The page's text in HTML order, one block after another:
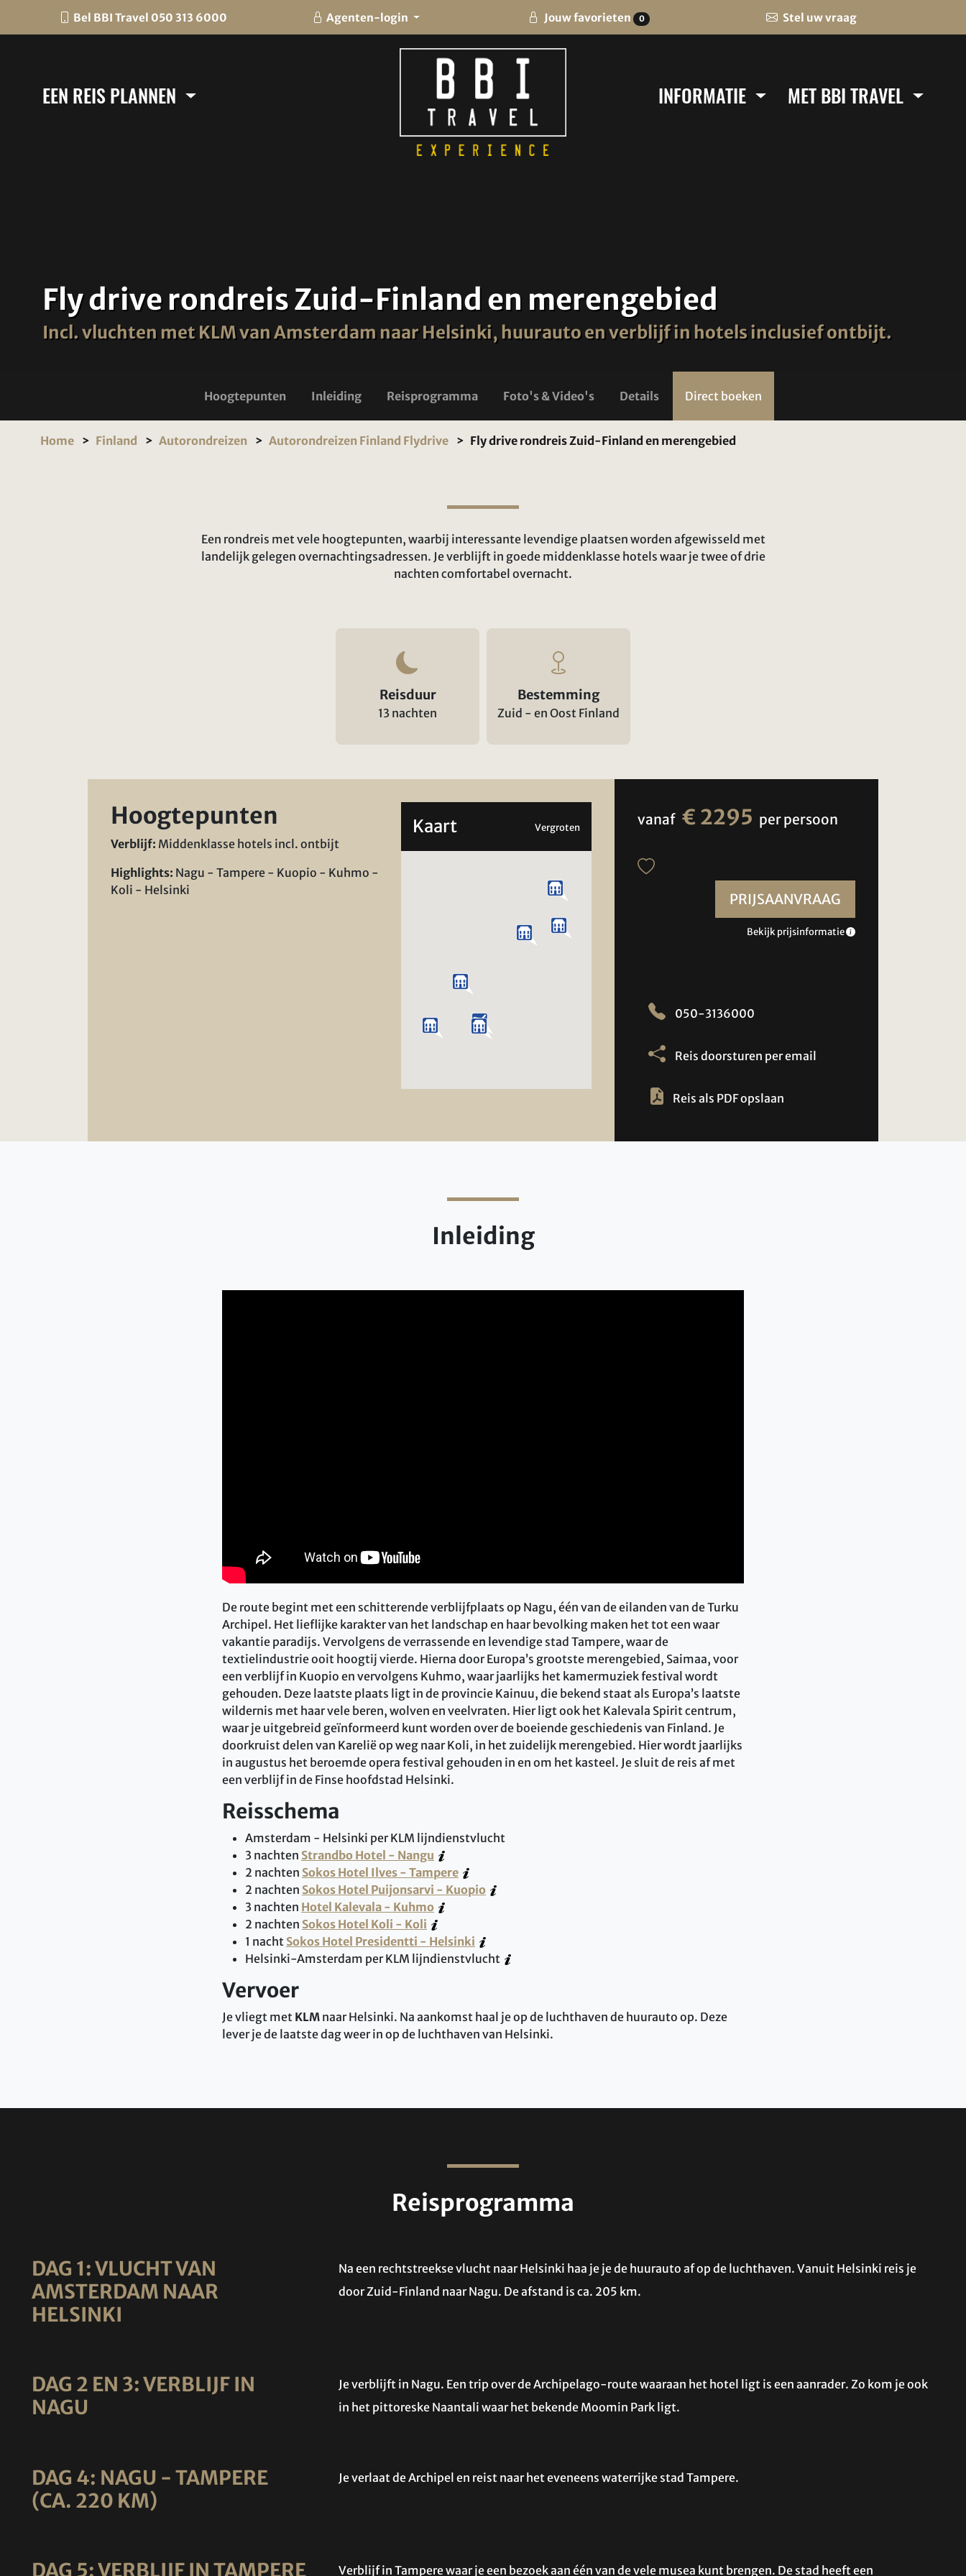
Bel BBI Travel 050 313 6000 Agenten-login Jouw favorieten 0 Stel uw vraag
EEN REIS PLANNEN INFORMATIE MET BBI TRAVEL
Fly drive rondreis Zuid-Finland en merengebied
Incl. vluchten met KLM van Amsterdam naar Helsinki, huurauto en verblijf in hotels inclusief ontbijt.
Hoogtepunten Inleiding Reisprogramma Foto's & Video's Details Direct boeken
Home Finland Autorondreizen Autorondreizen Finland Flydrive Fly drive rondreis Zuid-Finland en merengebied
Een rondreis met vele hoogtepunten, waarbij interessante levendige plaatsen worden afgewisseld met
landelijk gelegen overnachtingsadressen. Je verblijft in goede middenklasse hotels waar je twee of drie
nachten comfortabel overnacht.
Reisduur
13 nachten
Bestemming
Zuid - en Oost Finland
Hoogtepunten
Verblijf: Middenklasse hotels incl. ontbijt
Highlights: Nagu - Tampere - Kuopio - Kuhmo -
Koli - Helsinki
Kaart Vergroten vanaf € 2295 per persoon
PRIJSAANVRAAG
Bekijk prijsinformatie
050-3136000
Reis doorsturen per email
Reis als PDF opslaan
Inleiding
De route begint met een schitterende verblijfplaats op Nagu, één van de eilanden van de Turku
Archipel. Het lieflijke karakter van het landschap en haar bevolking maken het tot een waar
vakantie paradijs. Vervolgens de verrassende en levendige stad Tampere, waar de
textielindustrie ooit hoogtij vierde. Hierna door Europa’s grootste merengebied, Saimaa, voor
een verblijf in Kuopio en vervolgens Kuhmo, waar jaarlijks het kamermuziek festival wordt
gehouden. Deze laatste plaats ligt in de provincie Kainuu, die bekend staat als Europa’s laatste
wildernis met haar vele beren, wolven en veelvraten. Hier ligt ook het Kalevala Spirit centrum,
waar je uitgebreid geïnformeerd kunt worden over de boeiende geschiedenis van Finland. Je
doorkruist delen van Karelië op weg naar Koli, in het zuidelijk merengebied. Hier wordt jaarlijks
in augustus het beroemde opera festival gehouden in en om het kasteel. Je sluit de reis af met
een verblijf in de Finse hoofdstad Helsinki.
Reisschema
Amsterdam - Helsinki per KLM lijndienstvlucht
3 nachten Strandbo Hotel - Nangu
2 nachten Sokos Hotel Ilves - Tampere
2 nachten Sokos Hotel Puijonsarvi - Kuopio
3 nachten Hotel Kalevala - Kuhmo
2 nachten Sokos Hotel Koli - Koli
1 nacht Sokos Hotel Presidentti - Helsinki
Helsinki-Amsterdam per KLM lijndienstvlucht
Vervoer
Je vliegt met KLM naar Helsinki. Na aankomst haal je op de luchthaven de huurauto op. Deze
lever je de laatste dag weer in op de luchthaven van Helsinki.
Reisprogramma
DAG 1: VLUCHT VAN
AMSTERDAM NAAR
HELSINKI
Na een rechtstreekse vlucht naar Helsinki haa je je de huurauto af op de luchthaven. Vanuit Helsinki reis je
door Zuid-Finland naar Nagu. De afstand is ca. 205 km.
DAG 2 EN 3: VERBLIJF IN
NAGU
Je verblijft in Nagu. Een trip over de Archipelago-route waaraan het hotel ligt is een aanrader. Zo kom je ook
in het pittoreske Naantali waar het bekende Moomin Park ligt.
DAG 4: NAGU - TAMPERE
(CA. 220 KM)
Je verlaat de Archipel en reist naar het eveneens waterrijke stad Tampere.
DAG 5: VERBLIJF IN TAMPERE Verblijf in Tampere waar je een bezoek aan één van de vele musea kunt brengen. De stad heeft een